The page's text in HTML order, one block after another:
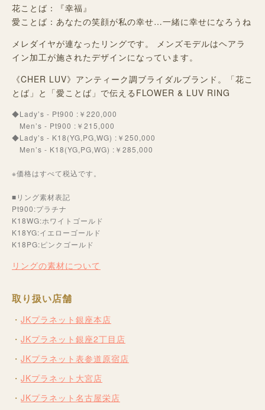
花ことば：『幸福』
愛ことば：あなたの笑顔が私の幸せ…一緒に幸せになろうね
メレダイヤが連なったリングです。 メンズモデルはヘアラ
イン加工が施されたデザインになっています。
《CHER LUV》アンティーク調ブライダルブランド。「花こ
とば」と「愛ことば」で伝えるFLOWER & LUV RING
◆Lady’s - Pt900 :￥220,000
Men’s - Pt900 :￥215,000
◆Lady’s - K18(YG,PG,WG) :￥250,000
Men’s - K18(YG,PG,WG) :￥285,000
※価格はすべて税込です。
■リング素材表記
Pt900:プラチナ
K18WG:ホワイトゴールド
K18YG:イエローゴールド
K18PG:ピンクゴールド
リングの素材について
取り扱い店舗
JKプラネット銀座本店
JKプラネット銀座2丁目店
JKプラネット表参道原宿店
JKプラネット大宮店
JKプラネット名古屋栄店